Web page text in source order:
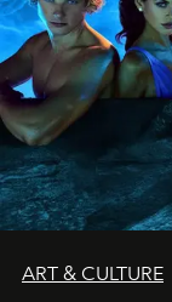
ART & CULTURE